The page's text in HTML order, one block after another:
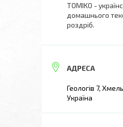
ТОМIKO -
домашнього
роздріб.
Геологів 7,
Україна